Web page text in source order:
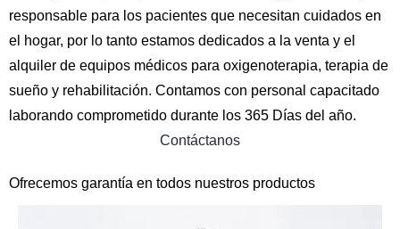
responsable para los pacientes que necesitan cuidados en
el hogar, por lo tanto estamos dedicados a la venta y el
alquiler de equipos médicos para oxigenoterapia, terapia de
sueño y rehabilitación. Contamos con personal capacitado
laborando comprometido durante los 365 Días del año.
Contáctanos
Ofrecemos garantía en todos nuestros productos